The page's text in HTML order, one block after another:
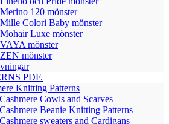
Merino 120 mönster
Mille Colori Baby mönster
Mohair Luxe mönster
VAYA mönster
ZEN mönster
PDF.
Knitting Patterns
Cowls and Scarves
Beanie Knitting Patterns
sweaters and Cardigans